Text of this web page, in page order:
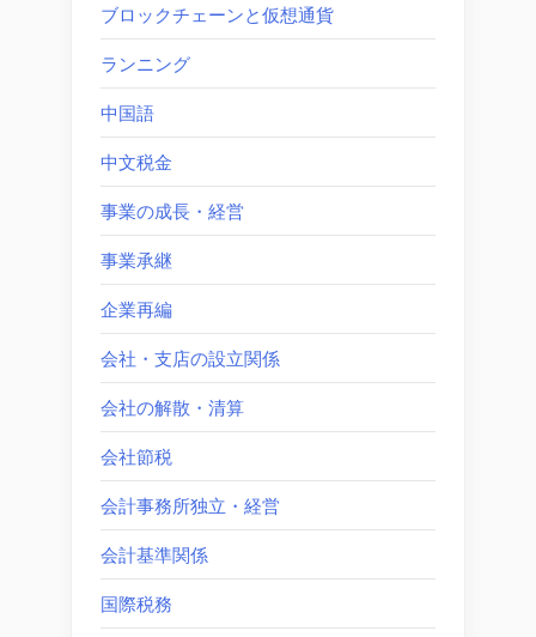
ブロックチェーンと仮想通貨
ランニング
中国語
中文税金
事業の成長・経営
事業承継
企業再編
会社・支店の設立関係
会社の解散・清算
会社節税
会計事務所独立・経営
会計基準関係
国際税務